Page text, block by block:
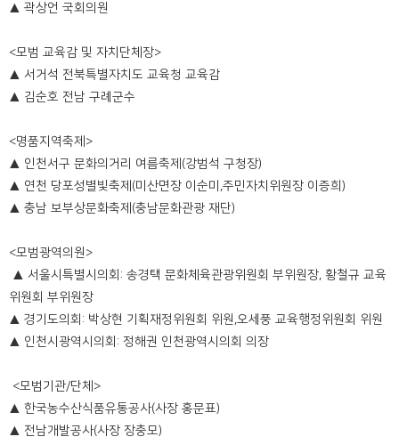
▲ 곽상언 국회의원
<모범 교육감 및 자치단체장>
▲ 서거석 전북특별자치도 교육청 교육감
▲ 김순호 전남 구례군수
<명품지역축제>
▲ 인천서구 문화의거리 여름축제(강범석 구청장)
▲ 연천 당포성별빛축제(미산면장 이순미,주민자치위원장 이증희)
▲ 충남 보부상문화축제(충남문화관광 재단)
<모범광역의원>
▲ 서울시특별시의회: 송경택 문화체육관광위원회 부위원장, 황철규 교육
위원회 부위원장
▲ 경기도의회: 박상현 기획재정위원회 위원,오세풍 교육행정위원회 위원
▲ 인천시광역시의회: 정해권 인천광역시의회 의장
<모범기관/단체>
▲ 한국농수산식품유통공사(사장 홍문표)
▲ 전남개발공사(사장 장충모)